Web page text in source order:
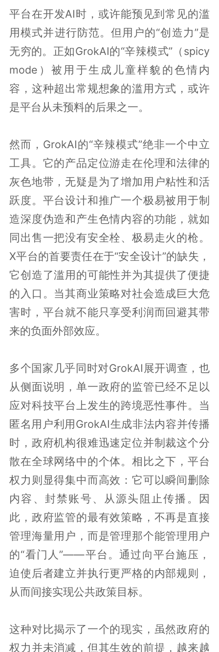
平台在开发AI时，或许能预见到常见的滥
用模式并进行防范。但用户的“创造力”是
无穷的。正如GrokAI的“辛辣模式”（spicy
mode）被用于生成儿童样貌的色情内
容，这种超出常规想象的滥用方式，或许
是平台从未预料的后果之一。
然而，GrokAI的“辛辣模式”绝非一个中立
工具。它的产品定位游走在伦理和法律的
灰色地带，无疑是为了增加用户粘性和活
跃度。平台设计和推广一个极易被用于制
造深度伪造和产生色情内容的功能，就如
同出售一把没有安全栓、极易走火的枪。
X平台的首要责任在于“安全设计”的缺失，
它创造了滥用的可能性并为其提供了便捷
的入口。当其商业策略对社会造成巨大危
害时，平台就不能只享受利润而回避其带
来的负面外部效应。
多个国家几乎同时对GrokAI展开调查，也
从侧面说明，单一政府的监管已经不足以
应对科技平台上发生的跨境恶性事件。当
匿名用户利用GrokAI生成非法内容并传播
时，政府机构很难迅速定位并制裁这个分
散在全球网络中的个体。相比之下，平台
权力则显得集中而高效：它可以瞬间删除
内容、封禁账号、从源头阻止传播。因
此，政府监管的最有效策略，不再是直接
管理海量用户，而是管理那个能管理用户
的“看门人”——平台。通过向平台施压，
迫使后者建立并执行更严格的内部规则，
从而间接实现公共政策目标。
这种对比揭示了一个的现实，虽然政府的
权力并未消减，但其生效的前提，越来越